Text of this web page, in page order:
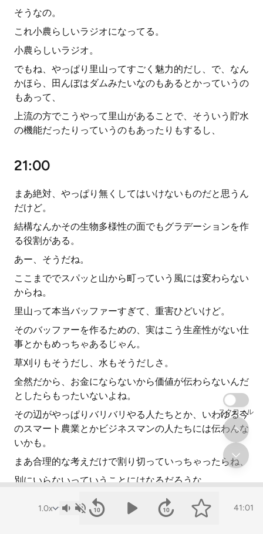
そうなの。
これ小農らしいラジオになってる。
小農らしいラジオ。
でもね、やっぱり里山ってすごく魅力的だし、で、なん
かほら、田んぼはダムみたいなのもあるとかっていうの
もあって、
上流の方でこうやって里山があることで、そういう貯水
の機能だったりっていうのもあったりもするし、
21:00
まあ絶対、やっぱり無くしてはいけないものだと思うん
だけど。
結構なんかその生物多様性の面でもグラデーションを作
る役割がある。
あー、そうだね。
ここまででスパッと山から町っていう風には変わらない
からね。
里山って本当バッファーすぎて、重害ひどいけど。
そのバッファーを作るための、実はこう生産性がない仕
事とかもめっちゃあるじゃん。
草刈りもそうだし、水もそうだしさ。
全然だから、お金にならないから価値が伝わらないんだ
としたらもったいないよね。
その辺がやっぱりバリバリやる人たちとか、いわゆる今
のスマート農業とかビジネスマンの人たちには伝わんな
いかも。
まあ合理的な考えだけで割り切っていっちゃったらね、
別にいらないっていうことにはなるだろうな。
いらないって言うとちょっと乱暴だけど、別に俺は喧嘩
っているわけじゃ全然ないんだけど。
41:01
スクロール